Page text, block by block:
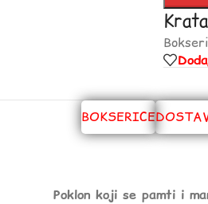
BOKSERICE
Poklon koji se pamti i